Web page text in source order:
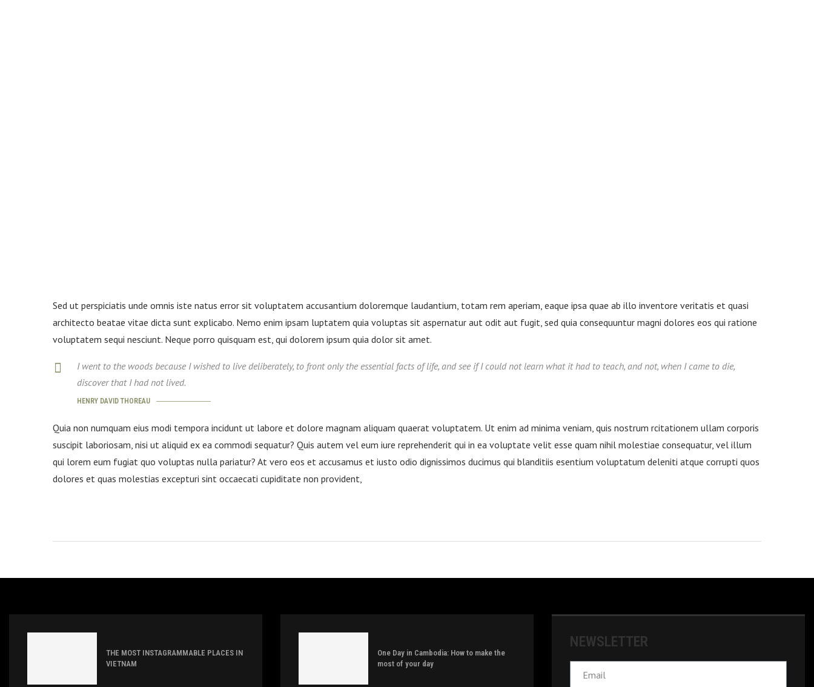
Sed ut perspiciatis unde omnis iste natus error sit voluptatem accusantium doloremque laudantium, totam rem aperiam, eaque ipsa quae ab illo inventore veritatis et quasi
architecto beatae vitae dicta sunt explicabo. Nemo enim ipsam luptatem quia voluptas sit aspernatur aut odit aut fugit, sed quia consequuntur magni dolores eos qui ratione
voluptatem sequi nesciunt. Neque porro quisquam est, qui dolorem ipsum quia dolor sit amet.
I went to the woods because I wished to live deliberately, to front only the essential facts of life, and see if I could not learn what it had to teach, and not, when I came to die,
discover that I had not lived.
HENRY DAVID THOREAU
Quia non numquam eius modi tempora incidunt ut labore et dolore magnam aliquam quaerat voluptatem. Ut enim ad minima veniam, quis nostrum rcitationem ullam corporis
suscipit laboriosam, nisi ut aliquid ex ea commodi sequatur? Quis autem vel eum iure reprehenderit qui in ea voluptate velit esse quam nihil molestiae consequatur, vel illum
qui lorem eum fugiat quo voluptas nulla pariatur? At vero eos et accusamus et iusto odio dignissimos ducimus qui blanditiis esentium voluptatum deleniti atque corrupti quos
dolores et quas molestias excepturi sint occaecati cupiditate non provident,
THE MOST INSTAGRAMMABLE PLACES IN
VIETNAM
One Day in Cambodia: How to make the
most of your day
NEWSLETTER